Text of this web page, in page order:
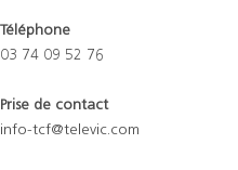
Téléphone
03 74 09 52 76
Prise de contact
info-tcf@televic.com